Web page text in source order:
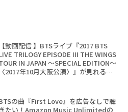
【動画配信 】BTSライブ『2017 BTS
TRILOGY EPISODE III THE WINGS
IN JAPAN ～SPECIAL EDITION～
〈2017年10月大阪公演〉』が見れるサ
の曲『First Love』を広告なしで聴
たい！Amazon Music Unlimitedの